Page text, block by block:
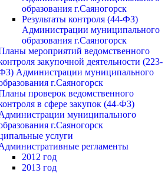
образования г.Саяногорск
Результаты контроля (44-ФЗ)
Администрации муниципального
образования г.Саяногорск
мероприятий ведомственного
закупочной деятельности (223-
Администрации муниципального
г.Саяногорск
проверок ведомственного
в сфере закупок (44-ФЗ)
муниципального
г.Саяногорск
услуги
регламенты
2012 год
2013 год